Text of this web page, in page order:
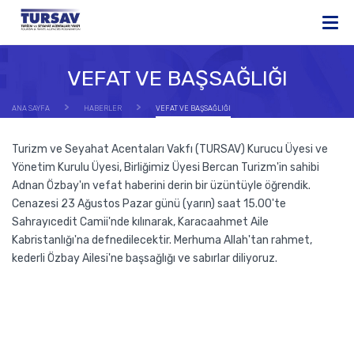
VEFAT VE BAŞSAĞLIĞI
ANA SAYFA HABERLER VEFAT VE BAŞSAĞLIĞI
Turizm ve Seyahat Acentaları Vakfı (TURSAV) Kurucu Üyesi ve
Yönetim Kurulu Üyesi, Birliğimiz Üyesi Bercan Turizm'in sahibi
Adnan Özbay'ın vefat haberini derin bir üzüntüyle öğrendik.
Cenazesi 23 Ağustos Pazar günü (yarın) saat 15.00'te
Sahrayıcedit Camii'nde kılınarak, Karacaahmet Aile
Kabristanlığı'na defnedilecektir. Merhuma Allah'tan rahmet,
kederli Özbay Ailesi'ne başsağlığı ve sabırlar diliyoruz.